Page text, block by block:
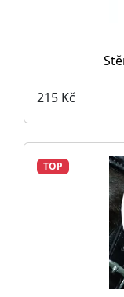
215 Kč
TOP